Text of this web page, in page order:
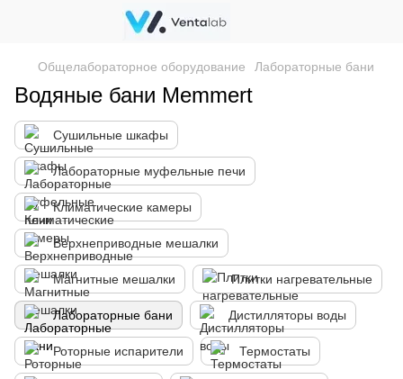
Общелабораторное оборудование Лабораторные бани
Водяные бани Memmert
Сушильные шкафы
Лабораторные муфельные печи
Климатические камеры
Верхнеприводные мешалки
Магнитные мешалки Плитки нагревательные
Лабораторные бани Дистилляторы воды
Роторные испарители Термостаты